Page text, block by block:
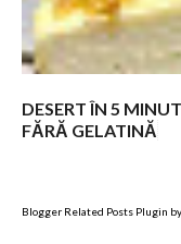
DESERT ÎN 5
FĂRĂ GELATINĂ
Blogger Related Posts Plugin by